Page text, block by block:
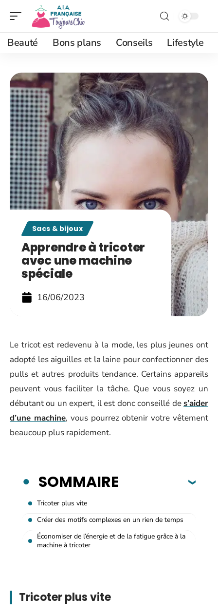
Beauté Bons plans Conseils Lifestyle
Sacs & bijoux
Apprendre à tricoter
avec une machine
spéciale
16/06/2023
Le tricot est redevenu à la mode, les plus jeunes ont
adopté les aiguilles et la laine pour confectionner des
pulls et autres produits tendance. Certains appareils
peuvent vous faciliter la tâche. Que vous soyez un
débutant ou un expert, il est donc conseillé de s’aider
d’une machine, vous pourrez obtenir votre vêtement
beaucoup plus rapidement.
SOMMAIRE
Tricoter plus vite
Créer des motifs complexes en un rien de temps
Économiser de l’énergie et de la fatigue grâce à la
machine à tricoter
Tricoter plus vite